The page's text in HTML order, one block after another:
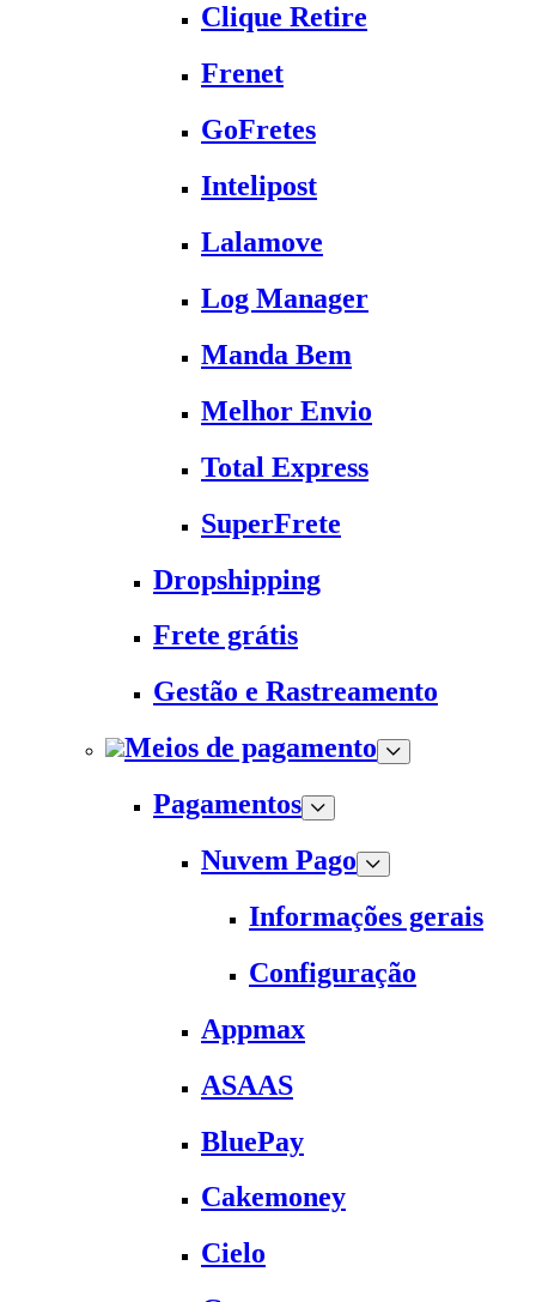
Clique Retire
Frenet
GoFretes
Intelipost
Lalamove
Log Manager
Manda Bem
Melhor Envio
Total Express
SuperFrete
Dropshipping
Frete grátis
Gestão e Rastreamento
Meios de pagamento
Pagamentos
Nuvem Pago
Informações gerais
Configuração
Appmax
ASAAS
BluePay
Cakemoney
Cielo